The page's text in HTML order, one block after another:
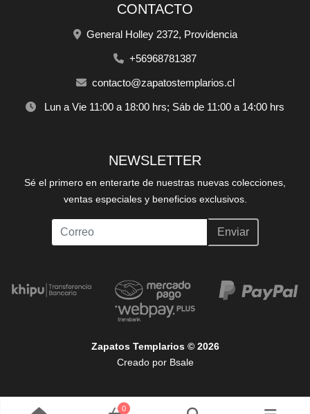
CONTACTO
General Holley 2372, Providencia
+56968781387
contacto@zapatostemplarios.cl
Lun a Vie 11:00 a 18:00 hrs; Sáb de 11:00 a 14:00 hrs
NEWSLETTER
Sé el primero en enterarte de nuestras nuevas colecciones,
ventas especiales y beneficios exclusivos.
Enviar
Zapatos Templarios © 2026
Creado por Bsale
0